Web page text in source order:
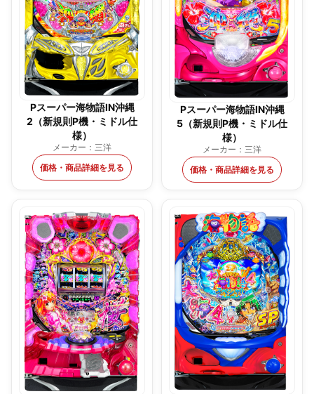
Pスーパー海物語IN沖縄
2（新規則P機・ミドル仕
様）
メーカー：三洋
価格・商品詳細を見る
Pスーパー海物語IN沖縄
5（新規則P機・ミドル仕
様）
メーカー：三洋
価格・商品詳細を見る